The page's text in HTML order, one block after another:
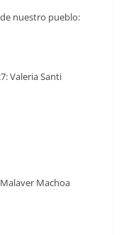
nuestro pueblo:
Valeria Santi
Machoa